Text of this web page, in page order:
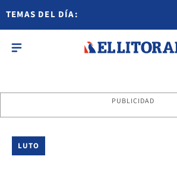
TEMAS DEL DÍA:
PUBLICIDAD
LUTO